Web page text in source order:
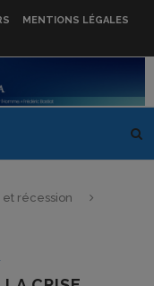
MENTIONS LÉGALES
et récession